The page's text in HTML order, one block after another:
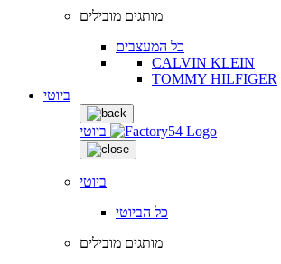
מותגים מובילים
כל המעצבים
CALVIN KLEIN
TOMMY HILFIGER
ביוטי
ביוטי
ביוטי
כל הביוטי
מותגים מובילים